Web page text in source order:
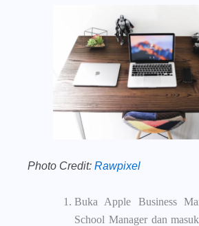
Photo Credit: Rawpixel
Buka Apple Business
School Manager dan